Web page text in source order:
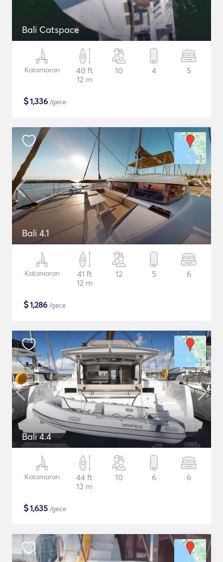
Bali Catspace
Katamaran
40 ft
12 m
10 4 5
$1,336 /gece
Bali 4.1
Katamaran
41 ft
12 m
12 5 6
$1,286 /gece
Bali 4.4
Katamaran
44 ft
13 m
10 6 6
$1,635 /gece